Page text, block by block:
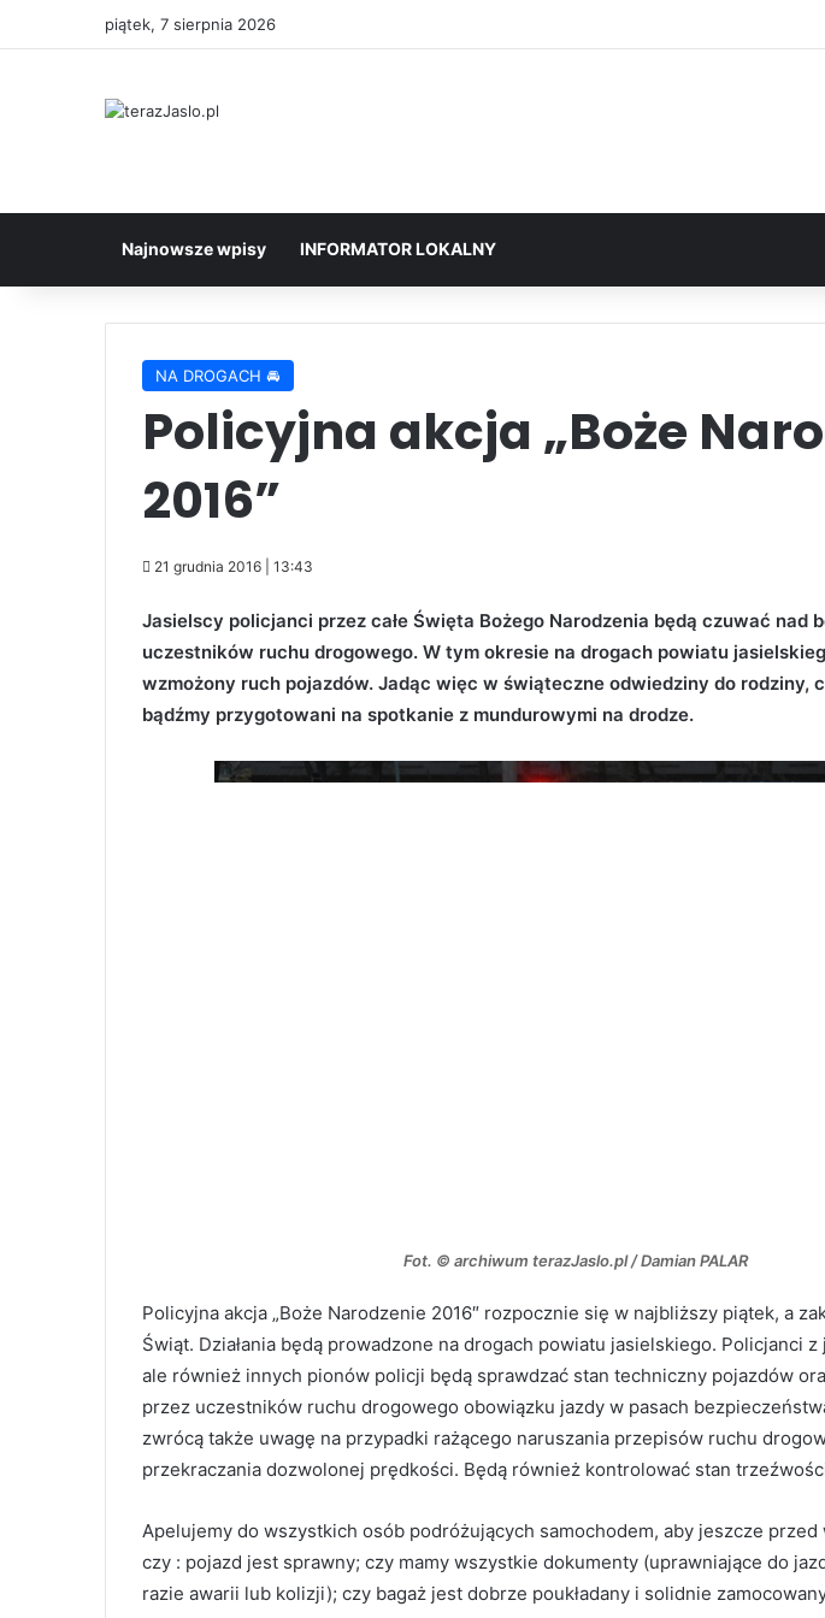
piątek, 7 sierpnia 2026
Najnowsze wpisy INFORMATOR LOKALNY
NA DROGACH 🚘
Policyjna akcja „Boże
2016”
21 grudnia 2016 | 13:43
Jasielscy policjanci przez całe Święta Bożego Narodzenia będą czuwać nad
uczestników ruchu drogowego. W tym okresie na drogach powiatu
wzmożony ruch pojazdów. Jadąc więc w świąteczne odwiedziny do rodziny,
bądźmy przygotowani na spotkanie z mundurowymi na drodze.
Fot. © archiwum terazJaslo.pl / Damian PALAR
Policyjna akcja „Boże Narodzenie 2016″ rozpocznie się w najbliższy piątek, a
Świąt. Działania będą prowadzone na drogach powiatu jasielskiego. Policjanci
ale również innych pionów policji będą sprawdzać stan techniczny pojazdów
przez uczestników ruchu drogowego obowiązku jazdy w pasach
zwrócą także uwagę na przypadki rażącego naruszania przepisów ruchu
przekraczania dozwolonej prędkości. Będą również kontrolować stan
Apelujemy do wszystkich osób podróżujących samochodem, aby jeszcze przed
czy : pojazd jest sprawny; czy mamy wszystkie dokumenty (uprawniające do
razie awarii lub kolizji); czy bagaż jest dobrze poukładany i solidnie